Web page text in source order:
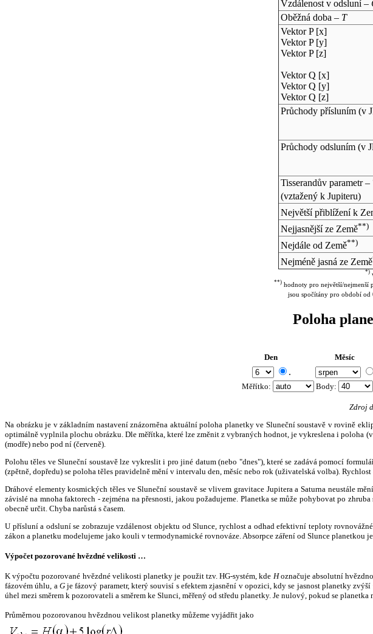
Vzdálenost v odsluní –
Oběžná doba – T
Vektor P [x]
Vektor P [y]
Vektor P [z]
Vektor Q [x]
Vektor Q [y]
Vektor Q [z]
Průchody přísluním (v
Průchody odsluním (v
Tisserandův parametr –
(vztažený k Jupiteru)
Největší přiblížení k
Nejjasnější ze Země**)
Nejdále od Země**)
Nejméně jasná ze Země
*)
**) hodnoty pro největší/nejmenší
jsou spočítány pro období od
Poloha
Den Měsíc
.
Měřítko: Body:
Zdroj
Na obrázku je v základním nastavení znázorněna aktuální poloha planetky ve Sluneční soustavě v rovině
optimálně vyplnila plochu obrázku. Dle měřítka, které lze změnit z vybraných hodnot, je vykreslena i poloha
(modře) nebo pod ní (červeně).
Polohu těles ve Sluneční soustavě lze vykreslit i pro jiné datum (nebo "dnes"), které se zadává pomocí
(zpětně, dopředu) se poloha těles pravidelně mění v intervalu den, měsíc nebo rok (uživatelská volba).
Dráhové elementy kosmických těles ve Sluneční soustavě se vlivem gravitace Jupitera a Saturna neustále
závislé na mnoha faktorech - zejména na přesnosti, jakou požadujeme. Planetka se může pohybovat po
obecně určit. Chyba narůstá s časem.
U přísluní a odsluní se zobrazuje vzdálenost objektu od Slunce, rychlost a odhad efektivní teploty
zákon a planetku modelujeme jako kouli v termodynamické rovnováze. Absorpce záření od Slunce planetkou
Výpočet pozorované hvězdné velikosti …
K výpočtu pozorované hvězdné velikosti planetky je použit tzv. HG-systém, kde Hoznačuje absolutní
fázovém úhlu, a Gje fázový parametr, který souvisí s efektem zjasnění v opozici, kdy se jasnost planetky
úhel mezi směrem k pozorovateli a směrem ke Slunci, měřený od středu planetky. Je nulový, pokud se
Průměrnou pozorovanou hvězdnou velikost planetky můžeme vyjádřit jako